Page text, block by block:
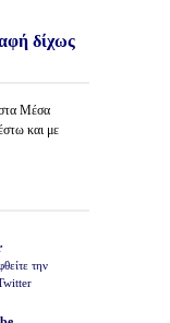
δίχως
Μέσα
και με
την